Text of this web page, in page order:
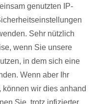
genutzten IP-
Sehr nützlich
wenn Sie unsere
in dem sich eine
Wenn aber Ihr
wir dies anhand
Sie, trotz infizierter